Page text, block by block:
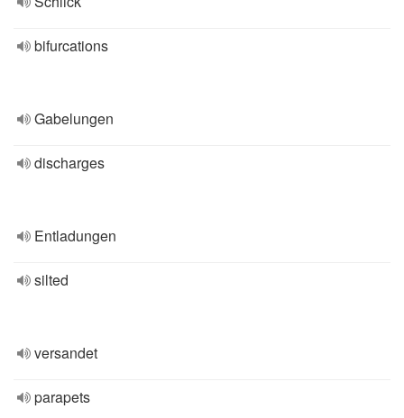
bifurcations
Gabelungen
discharges
Entladungen
silted
versandet
parapets